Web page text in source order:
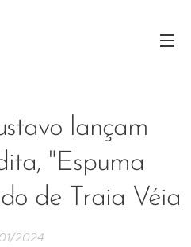
lançam
"Espuma
de Traia Véia
2024